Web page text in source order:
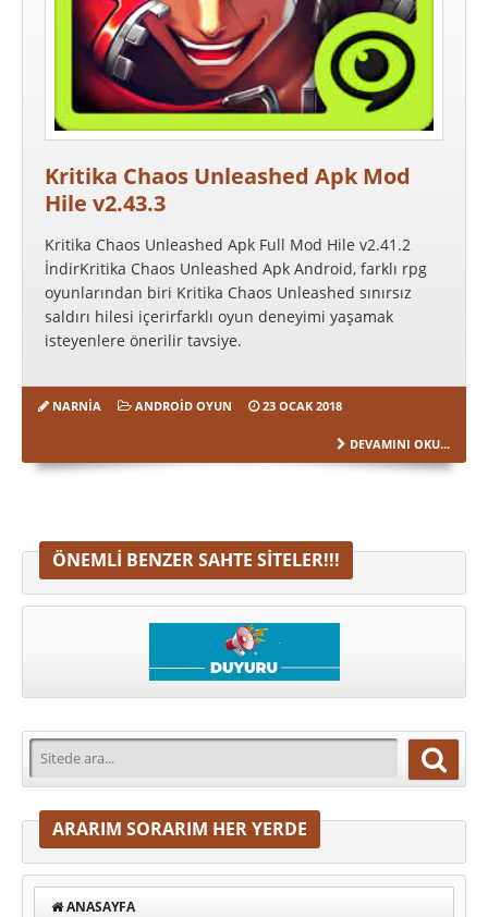
Kritika Chaos Unleashed Apk Mod
Hile v2.43.3
Kritika Chaos Unleashed Apk Full Mod Hile v2.41.2
İndirKritika Chaos Unleashed Apk Android, farklı rpg
oyunlarından biri Kritika Chaos Unleashed sınırsız
saldırı hilesi içerirfarklı oyun deneyimi yaşamak
isteyenlere önerilir tavsiye.
NARNIA ANDROID OYUN 23 OCAK 2018
DEVAMINI OKU...
ÖNEMLI BENZER SAHTE SITELER!!!
ARARIM SORARIM HER YERDE
ANASAYFA